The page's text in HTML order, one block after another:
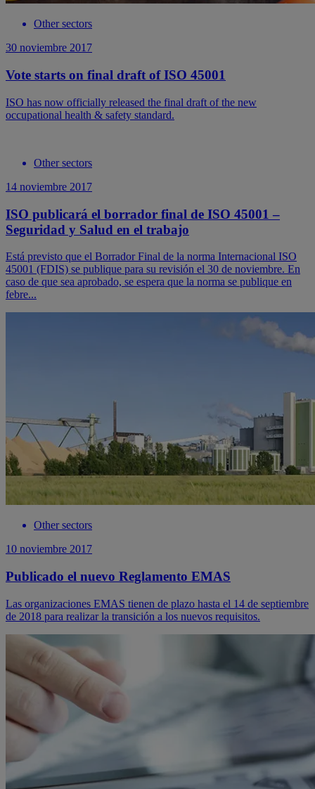
Other sectors
30 noviembre 2017
Vote starts on final draft of ISO 45001
ISO has now officially released the final draft of the new
occupational health & safety standard.
Other sectors
14 noviembre 2017
ISO publicará el borrador final de ISO 45001 –
Seguridad y Salud en el trabajo
Está previsto que el Borrador Final de la norma Internacional ISO
45001 (FDIS) se publique para su revisión el 30 de noviembre. En
caso de que sea aprobado, se espera que la norma se publique en
febre...
Other sectors
10 noviembre 2017
Publicado el nuevo Reglamento EMAS
Las organizaciones EMAS tienen de plazo hasta el 14 de septiembre
de 2018 para realizar la transición a los nuevos requisitos.